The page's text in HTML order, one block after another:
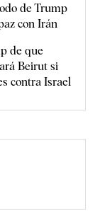
de Trump
con Irán
de que
Beirut si
contra Israel